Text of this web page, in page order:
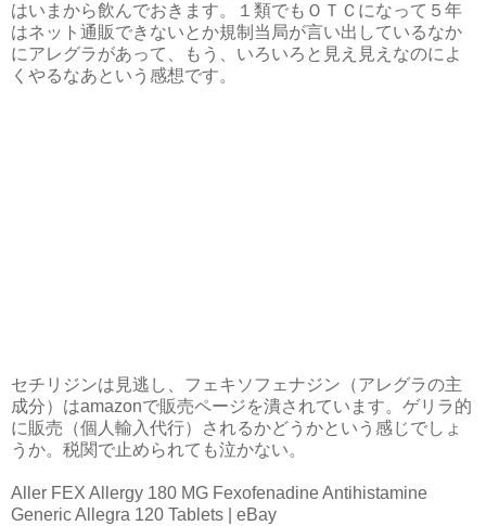
はいまから飲んでおきます。１類でもＯＴＣになって５年
はネット通販できないとか規制当局が言い出しているなか
にアレグラがあって、もう、いろいろと見え見えなのによ
くやるなあという感想です。
セチリジンは見逃し、フェキソフェナジン（アレグラの主
成分）はamazonで販売ページを潰されています。ゲリラ的
に販売（個人輸入代行）されるかどうかという感じでしょ
うか。税関で止められても泣かない。
Aller FEX Allergy 180 MG Fexofenadine Antihistamine
Generic Allegra 120 Tablets | eBay